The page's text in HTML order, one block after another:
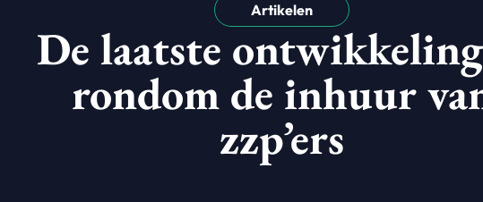
Artikelen
De laatste
rondom de inhuur
zzp’ers